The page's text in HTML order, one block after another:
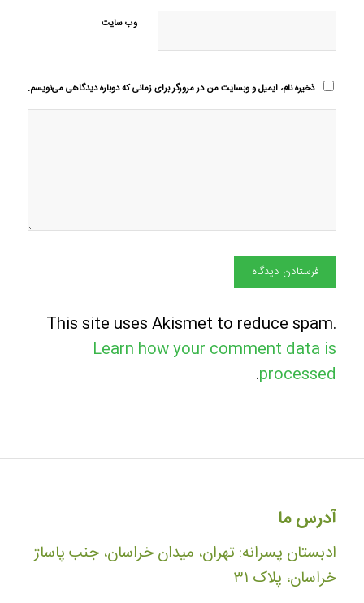
وب‌ سایت
ذخیره نام، ایمیل و وبسایت من در مرورگر برای زمانی که دوباره دیدگاهی می‌نویسم.
This site uses Akismet to reduce spam.
Learn how your comment data is
processed
.
آدرس ما
ادبستان پسرانه: تهران، میدان خراسان، جنب پاساژ
خراسان، پلاک ۳۱